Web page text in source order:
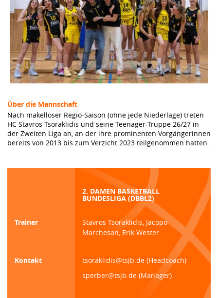
Über die Mannschaft
Nach makelloser Regio-Saison (ohne jede Niederlage) treten
HC Stavros Tsoraklidis und seine Teenager-Truppe 26/27 in
der Zweiten Liga an, an der ihre prominenten Vorgängerinnen
bereits von 2013 bis zum Verzicht 2023 teilgenommen hatten.
2. DAMEN BASKETBALL
BUNDESLIGA (DBBL2)
Trainer
Stavros Tsoraklidis, Jacopo
Marchesan, Erik Wester
Kontakt
tsoraklidis@tsjb.de (Headcoach)
sperber@tsjb.de (Manager)